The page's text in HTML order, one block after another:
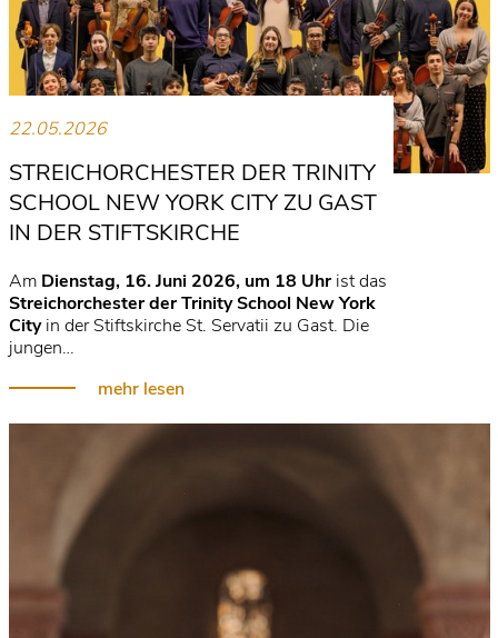
22.05.2026
STREICHORCHESTER DER TRINITY
SCHOOL NEW YORK CITY ZU GAST
IN DER STIFTSKIRCHE
Am Dienstag, 16. Juni 2026, um 18 Uhrist das
Streichorchester der Trinity School New York
Cityin der Stiftskirche St. Servatii zu Gast. Die
jungen…
mehr lesen